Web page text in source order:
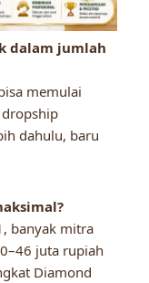
dalam jumlah
memulai
dahulu, baru
banyak mitra
juta rupiah
Diamond